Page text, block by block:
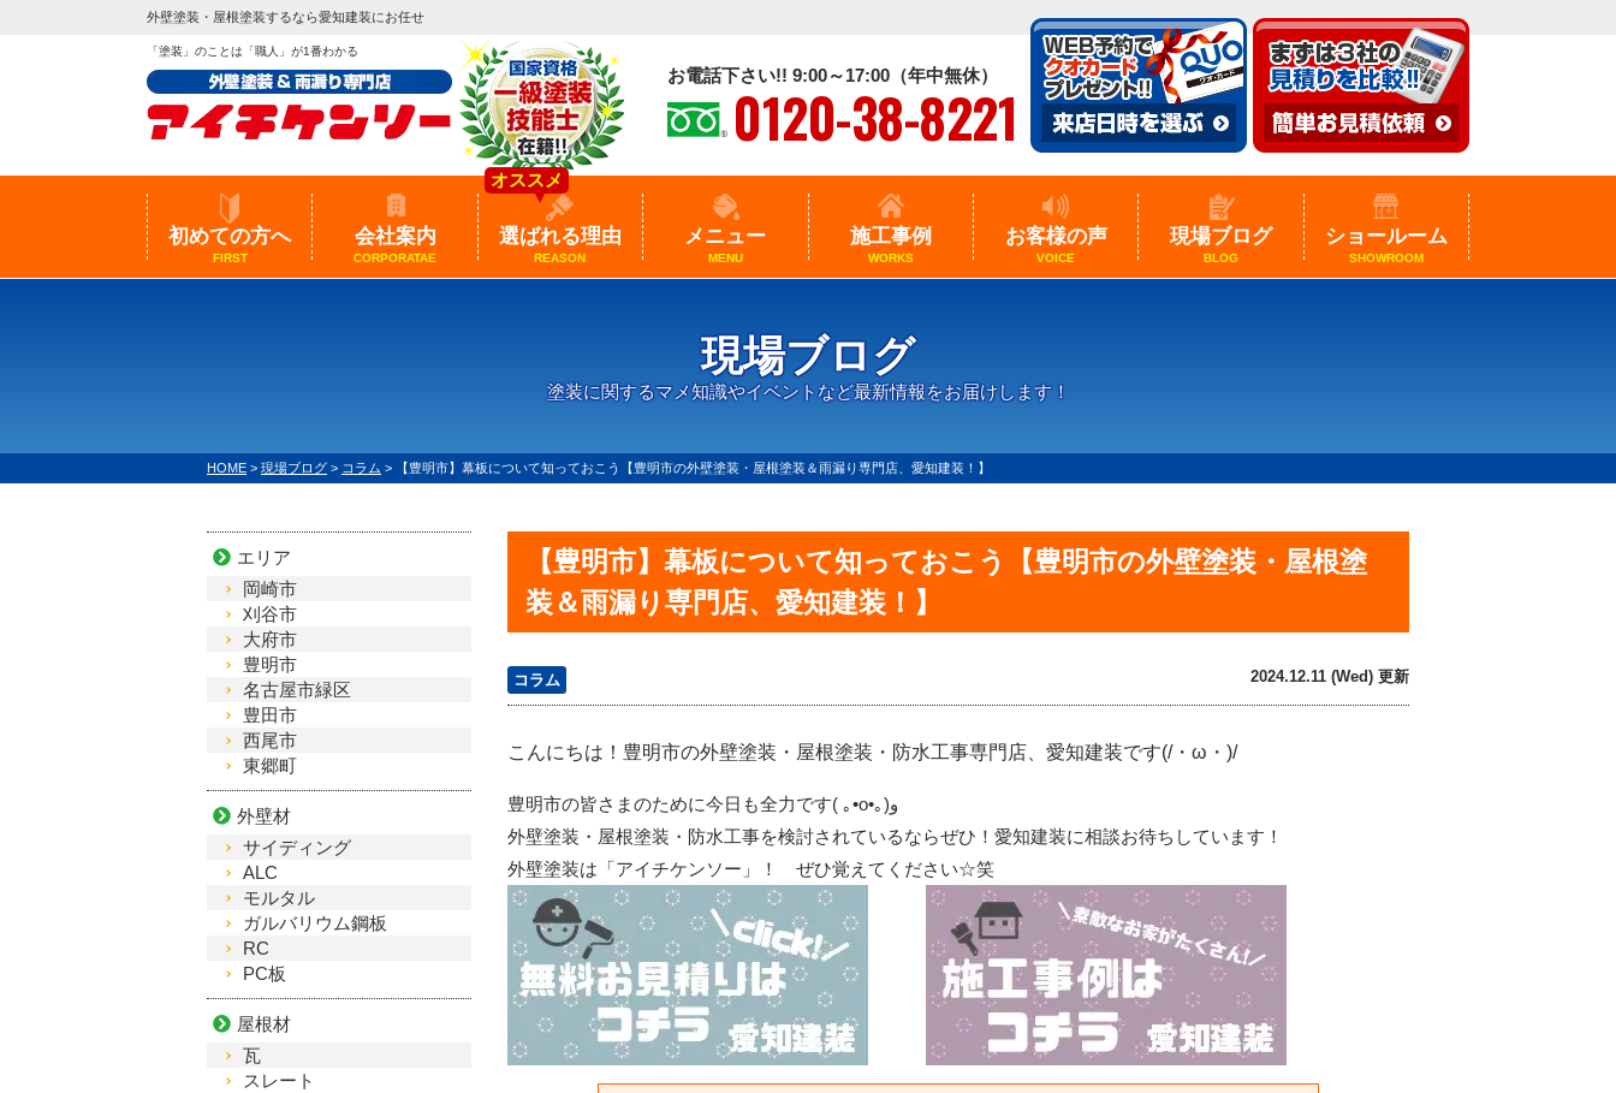
外壁塗装・屋根塗装するなら愛知建装にお任せ
「塗装」のことは「職人」が1番わかる
お電話下さい!! 9:00～17:00（年中無休）
0120-38-8221
初めての方へ
FIRST
会社案内
CORPORATAE
選ばれる理由
REASON
オススメ
メニュー
MENU
施工事例
WORKS
お客様の声
VOICE
現場ブログ
BLOG
ショールーム
SHOWROOM
現場ブログ
塗装に関するマメ知識やイベントなど最新情報をお届けします！
HOME > 現場ブログ > コラム > 【豊明市】幕板について知っておこう【豊明市の外壁塗装・屋根塗装＆雨漏り専門店、愛知建装！】
【豊明市】幕板について知っておこう【豊明市の外壁塗装・屋根塗
装＆雨漏り専門店、愛知建装！】
コラム 2024.12.11 (Wed) 更新
こんにちは！豊明市の外壁塗装・屋根塗装・防水工事専門店、愛知建装です(/・ω・)/
豊明市の皆さまのために今日も全力です( ｡•o•｡)و
外壁塗装・屋根塗装・防水工事を検討されているならぜひ！愛知建装に相談お待ちしています！
外壁塗装は「アイチケンソー」！ ぜひ覚えてください☆笑
エリア
岡崎市
刈谷市
大府市
豊明市
名古屋市緑区
豊田市
西尾市
東郷町
外壁材
サイディング
ALC
モルタル
ガルバリウム鋼板
RC
PC板
屋根材
瓦
スレート